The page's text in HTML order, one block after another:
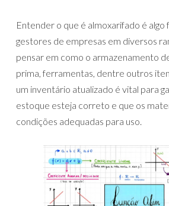
Entender o que é almoxarifado é algo
gestores de empresas em diversos
pensar em como o armazenamento
prima, ferramentas, dentre outros
um inventário atualizado é vital para
estoque esteja correto e que os
condições adequadas para uso.